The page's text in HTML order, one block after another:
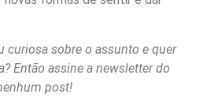
curiosa sobre o assunto e quer
Então assine a newsletter do
post!